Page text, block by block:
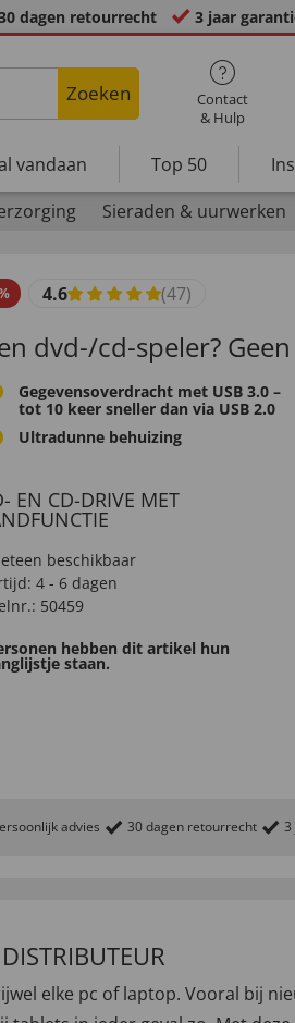
dagen retourrecht 3 jaar
Zoeken
Contact
& Hulp
vandaan Top 50
Sieraden & uurwerken
4.6 (47)
dvd-/cd-speler?
Gegevensoverdracht met USB 3.0 –
tot 10 keer sneller dan via USB 2.0
Ultradunne behuizing
EN CD-DRIVE MET
beschikbaar
4 - 6 dagen
50459
hebben dit artikel hun
staan.
advies 30 dagen retourrecht 3
elke pc of laptop. Vooral bij